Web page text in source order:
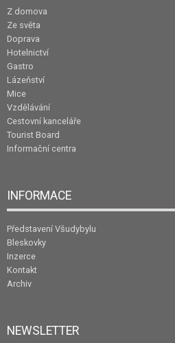
Z domova
Ze světa
Doprava
Hotelnictví
Gastro
Lázeňství
Mice
Vzdělávání
Cestovní kanceláře
Tourist Board
Informační centra
INFORMACE
Představení Všudybylu
Bleskovky
Inzerce
Kontakt
Archiv
NEWSLETTER